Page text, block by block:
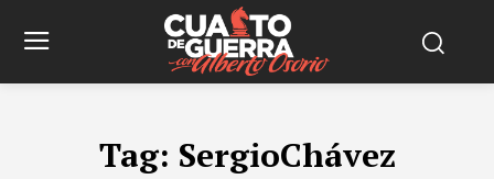
Tag: SergioChávez